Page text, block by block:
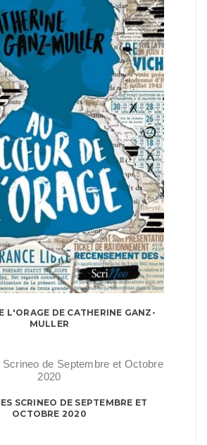
L'ORAGE DE CATHERINE GANZ-
MULLER
SCRINEO DE SEPTEMBRE ET
OCTOBRE 2020